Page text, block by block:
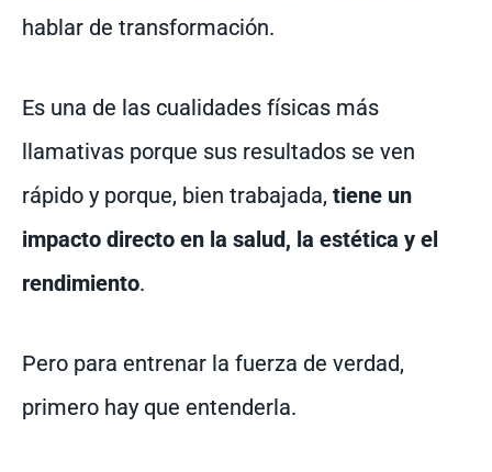
hablar de transformación.
Es una de las cualidades físicas más
llamativas porque sus resultados se ven
rápido y porque, bien trabajada, tiene un
impacto directo en la salud, la estética y el
rendimiento.
Pero para entrenar la fuerza de verdad,
primero hay que entenderla.